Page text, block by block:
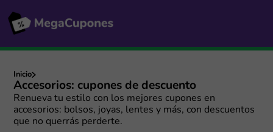
Inicio
Accesorios: cupones de descuento
Renueva tu estilo con los mejores cupones en
accesorios: bolsos, joyas, lentes y más, con descuentos
que no querrás perderte.